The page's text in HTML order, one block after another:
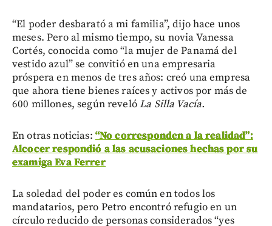
“El poder desbarató a mi familia”, dijo hace unos
meses. Pero al mismo tiempo, su novia Vanessa
Cortés, conocida como “la mujer de Panamá del
vestido azul” se convitió en una empresaria
próspera en menos de tres años: creó una empresa
que ahora tiene bienes raíces y activos por más de
600 millones, según revelóLa Silla Vacía.
En otras noticias: “No corresponden a la realidad”:
Alcocer respondió a las acusaciones hechas por su
examiga Eva Ferrer
La soledad del poder es común en todos los
mandatarios, pero Petro encontró refugio en un
círculo reducido de personas considerados “yes